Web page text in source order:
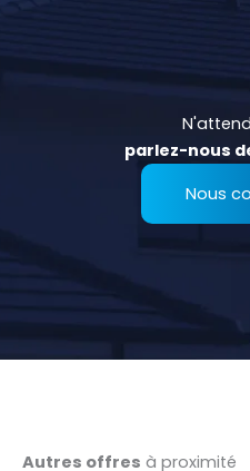
parlez-nous
Nous
Autres offres à proximité